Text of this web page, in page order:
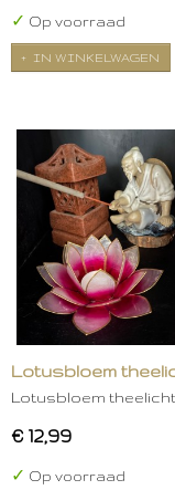
✓ Op voorraad
IN WINKELWAGEN
Lotusbloem
Lotusbloem
€ 12,99
✓ Op voorraad